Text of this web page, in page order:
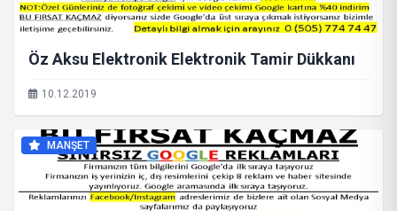
Öz Aksu Elektronik Elektronik Tamir Dükkanı
10.12.2019
MANŞET